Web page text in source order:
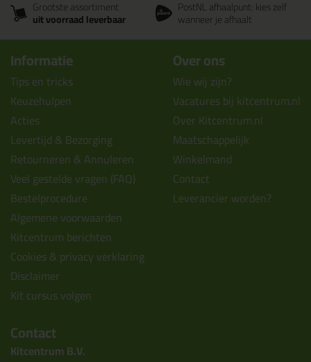
Grootste assortiment
uit voorraad leverbaar
PostNL afhaalpunt: kies zelf
wanneer je afhaalt
Informatie
Tips en tricks
Keuzehulpen
Acties
Levertijd & Bezorging
Retourneren & Annuleren
Veel gestelde vragen (FAQ)
Bestelprocedure
Algemene voorwaarden
Kitcentrum berichten
Cookies & privacy verklaring
Disclaimer
Kit cursus volgen
Over ons
Wie wij zijn?
Vacatures bij kitcentrum.nl
Over Kitcentrum.nl
Maatschappelijk
Winkelmand
Contact
Leverancier worden?
Contact
Kitcentrum B.V.